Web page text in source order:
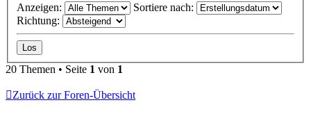
Anzeigen:
Sortiere nach:
Richtung:
20 Themen • Seite 1 von 1
Zurück zur Foren-Übersicht